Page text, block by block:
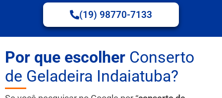
(19) 98770-7133
Por que escolher Conserto
de Geladeira Indaiatuba?